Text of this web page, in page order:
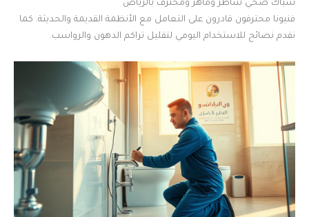
سباك صحي شاطر وماهر ومحترف بالرياض
فنيونا محترفون قادرون على التعامل مع الأنظمة القديمة والحديثة. كما
نقدم نصائح للاستخدام اليومي لتقليل تراكم الدهون والرواسب.